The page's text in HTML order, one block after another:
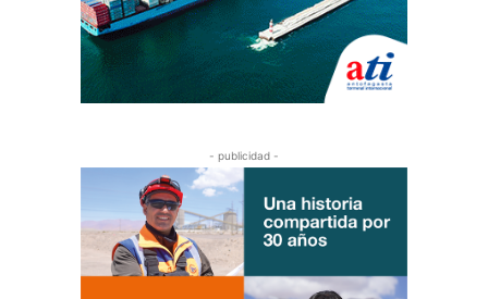
- publicidad -